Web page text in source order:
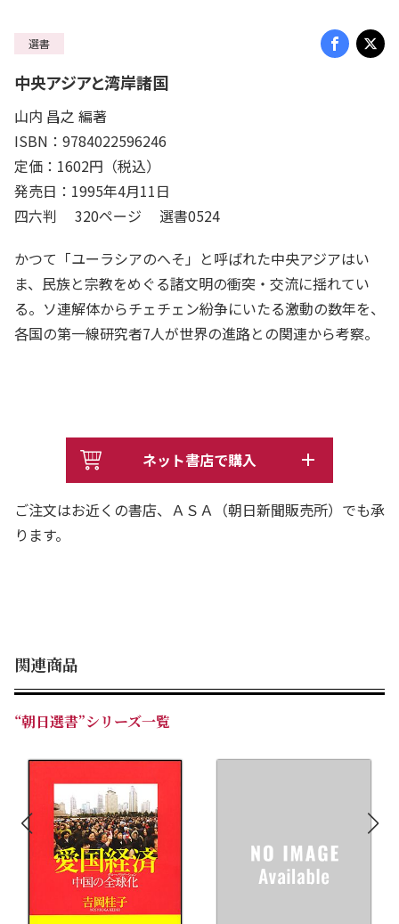
選書
中央アジアと湾岸諸国
山内 昌之 編著
ISBN：9784022596246
定価：1602円（税込）
発売日：1995年4月11日
四六判 320ページ 選書0524
かつて「ユーラシアのへそ」と呼ばれた中央アジアはい
ま、民族と宗教をめぐる諸文明の衝突・交流に揺れてい
る。ソ連解体からチェチェン紛争にいたる激動の数年を、
各国の第一線研究者7人が世界の進路との関連から考察。
ネット書店で購入
ご注文はお近くの書店、ＡＳＡ（朝日新聞販売所）でも承
ります。
関連商品
“朝日選書”シリーズ一覧